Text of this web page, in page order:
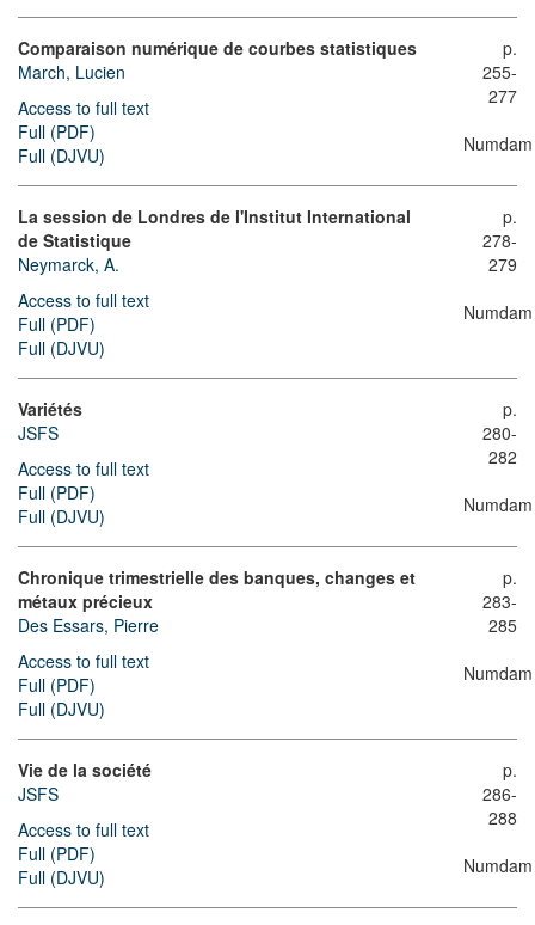
Comparaison numérique de courbes statistiques
March, Lucien
Access to full text
Full (PDF)
Full (DJVU)
p.
255-
277
Numdam
La session de Londres de l'Institut International
de Statistique
Neymarck, A.
Access to full text
Full (PDF)
Full (DJVU)
p.
278-
279
Numdam
Variétés
JSFS
Access to full text
Full (PDF)
Full (DJVU)
p.
280-
282
Numdam
Chronique trimestrielle des banques, changes et
métaux précieux
Des Essars, Pierre
Access to full text
Full (PDF)
Full (DJVU)
p.
283-
285
Numdam
Vie de la société
JSFS
Access to full text
Full (PDF)
Full (DJVU)
p.
286-
288
Numdam